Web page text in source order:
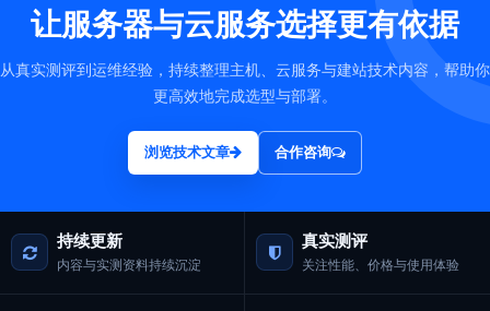
让服务器与云服务选择更有依据
从真实测评到运维经验，持续整理主机、云服务与建站技术内容，帮助你
更高效地完成选型与部署。
浏览技术文章 合作咨询
持续更新
内容与实测资料持续沉淀
真实测评
关注性能、价格与使用体验